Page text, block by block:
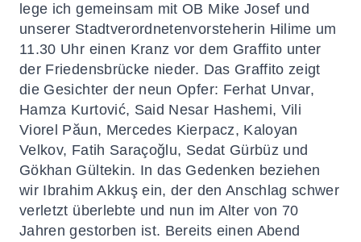
lege ich gemeinsam mit OB Mike Josef und
unserer Stadtverordnetenvorsteherin Hilime um
11.30 Uhr einen Kranz vor dem Graffito unter
der Friedensbrücke nieder. Das Graffito zeigt
die Gesichter der neun Opfer: Ferhat Unvar,
Hamza Kurtović, Said Nesar Hashemi, Vili
Viorel Păun, Mercedes Kierpacz, Kaloyan
Velkov, Fatih Saraçoğlu, Sedat Gürbüz und
Gökhan Gültekin. In das Gedenken beziehen
wir Ibrahim Akkuş ein, der den Anschlag schwer
verletzt überlebte und nun im Alter von 70
Jahren gestorben ist. Bereits einen Abend